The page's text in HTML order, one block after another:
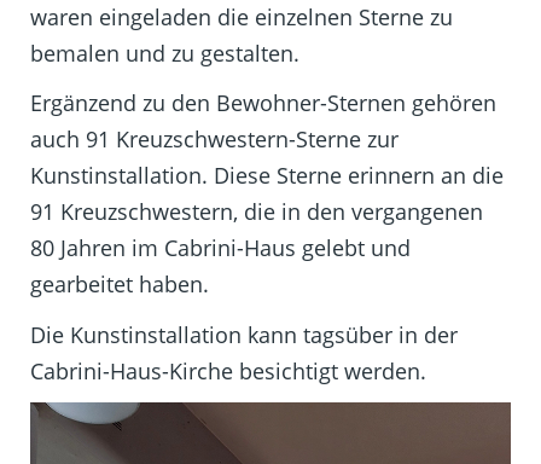
waren eingeladen die einzelnen Sterne zu
bemalen und zu gestalten.
Ergänzend zu den Bewohner-Sternen gehören
auch 91 Kreuzschwestern-Sterne zur
Kunstinstallation. Diese Sterne erinnern an die
91 Kreuzschwestern, die in den vergangenen
80 Jahren im Cabrini-Haus gelebt und
gearbeitet haben.
Die Kunstinstallation kann tagsüber in der
Cabrini-Haus-Kirche besichtigt werden.